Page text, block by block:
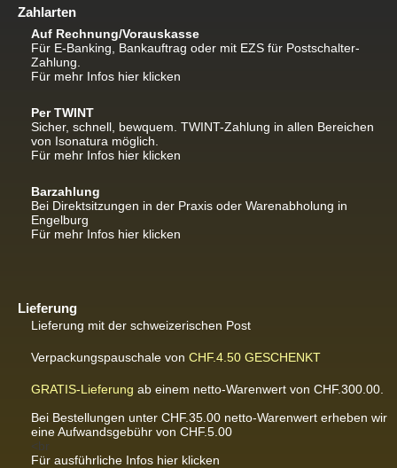
Zahlarten
Auf Rechnung/Vorauskasse
Für E-Banking, Bankauftrag oder mit EZS für Postschalter-
Zahlung.
Für mehr Infos hier klicken
Per TWINT
Sicher, schnell, bewquem. TWINT-Zahlung in allen Bereichen
von Isonatura möglich.
Für mehr Infos hier klicken
Barzahlung
Bei Direktsitzungen in der Praxis oder Warenabholung in
Engelburg
Für mehr Infos hier klicken
Lieferung
Lieferung mit der schweizerischen Post
Verpackungspauschale von CHF.4.50 GESCHENKT
GRATIS-Lieferung ab einem netto-Warenwert von CHF.300.00.
Bei Bestellungen unter CHF.35.00 netto-Warenwert erheben wir
eine Aufwandsgebühr von CHF.5.00
<br
Für ausführliche Infos hier klicken